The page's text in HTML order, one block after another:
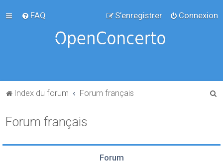
FAQ Connexion
S’enregistrer
Index du forum Forum français
e
Forum français
Forum